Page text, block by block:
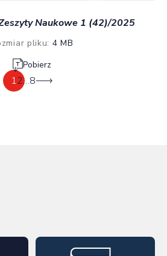
Naukowe 1 (42)/2025
pliku: 4 MB
Pobierz
12…8 Następna strona